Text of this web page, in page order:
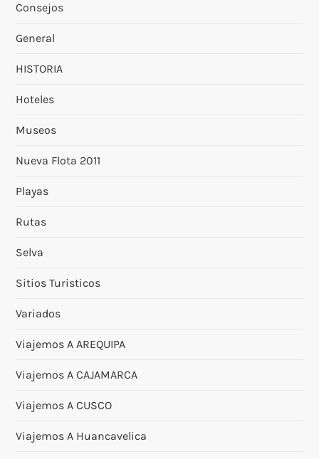
Consejos
General
HISTORIA
Hoteles
Museos
Nueva Flota 2011
Playas
Rutas
Selva
Sitios Turisticos
Variados
Viajemos A AREQUIPA
Viajemos A CAJAMARCA
Viajemos A CUSCO
Viajemos A Huancavelica